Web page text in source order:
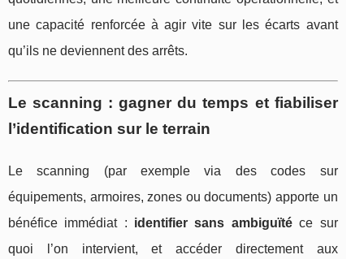
une capacité renforcée à agir vite sur les écarts avant
qu’ils ne deviennent des arrêts.
Le scanning : gagner du temps et fiabiliser
l’identification sur le terrain
Le scanning (par exemple via des codes sur
équipements, armoires, zones ou documents) apporte un
bénéfice immédiat : identifier sans ambiguïtéce sur
quoi l’on intervient, et accéder directement aux